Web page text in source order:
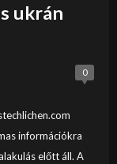
ukrán
0
információkra
előtt áll. A